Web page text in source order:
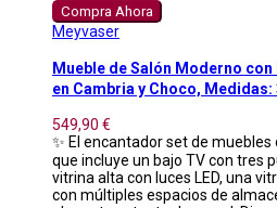
Compra Ahora
Meyvaser
Mueble de Salón Moderno
en Cambria y Choco, Medidas:
549,90 €
✨ El encantador set de muebles
que incluye un bajo TV con tres
vitrina alta con luces LED, una
con múltiples espacios de